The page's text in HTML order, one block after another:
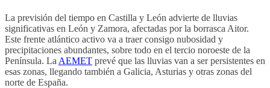
La previsión del tiempo en Castilla y León advierte de lluvias
significativas en León y Zamora, afectadas por la borrasca Aitor.
Este frente atlántico activo va a traer consigo nubosidad y
precipitaciones abundantes, sobre todo en el tercio noroeste de la
Península. La AEMET prevé que las lluvias van a ser persistentes en
esas zonas, llegando también a Galicia, Asturias y otras zonas del
norte de España.